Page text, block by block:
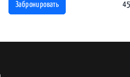
Забронировать